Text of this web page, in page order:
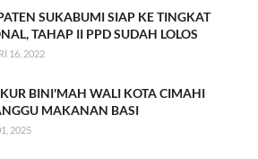
SUKABUMI SIAP KE TINGKAT
TAHAP II PPD SUDAH LOLOS
16, 2022
BINI'MAH WALI KOTA CIMAHI
MAKANAN BASI
2025